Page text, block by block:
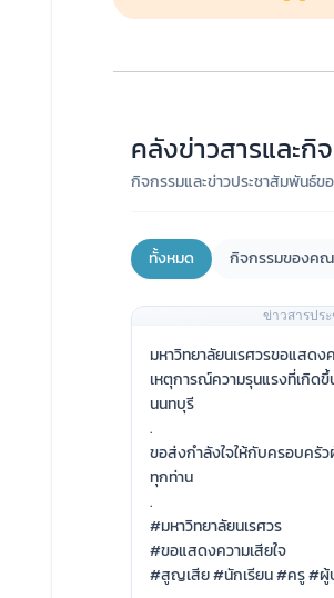
คลังข่าวสารและ
กิจกรรมและข่าวประชาสัมพันธ์
ทั้งหมด กิจกรรมของคณ
ข่าวสารปร
มหาวิทยาลัยนเรศวรขอแสดง
เหตุการณ์ความรุนแรงที่เกิด
นนทบุรี
.
ขอส่งกำลังใจให้กับครอบครั
ทุกท่าน
.
#มหาวิทยาลัยนเรศวร
#ขอแสดงความเสียใจ
#สูญเสีย #นักเรียน #ครู #